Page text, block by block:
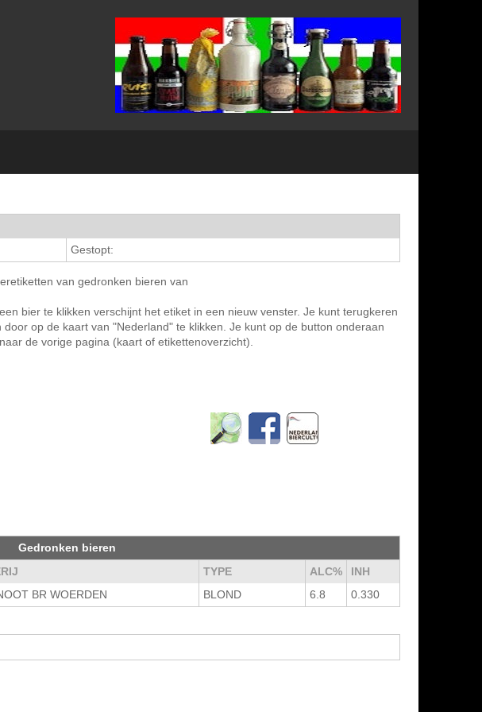
Gestopt:
van gedronken bieren van
bier te klikken verschijnt het etiket in een nieuw venster. Je kunt terugkeren
op de kaart van "Nederland" te klikken. Je kunt op de button onderaan
de vorige pagina (kaart of etikettenoverzicht).
Gedronken bieren
TYPE ALC%
INH
BR WOERDEN BLOND 6.8 0.330